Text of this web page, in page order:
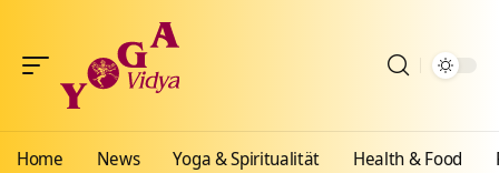
Home News Yoga & Spiritualität Health & Food